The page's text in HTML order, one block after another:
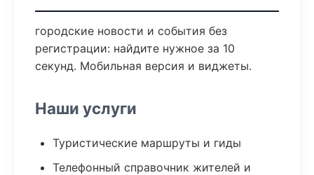
городские новости и события без
регистрации: найдите нужное за 10
секунд. Мобильная версия и виджеты.
Наши услуги
Туристические маршруты и гиды
Телефонный справочник жителей и